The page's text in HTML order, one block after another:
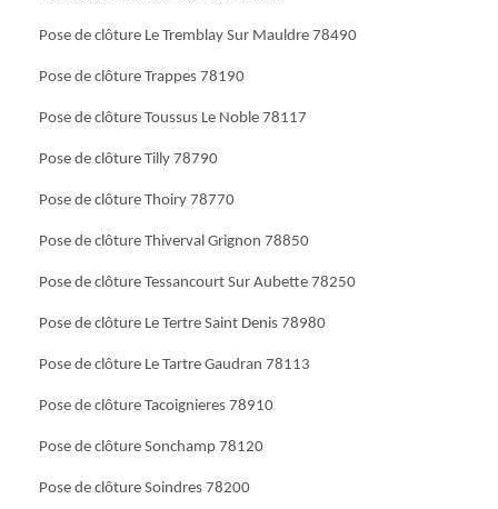
Pose de clôture Le Tremblay Sur Mauldre 78490
Pose de clôture Trappes 78190
Pose de clôture Toussus Le Noble 78117
Pose de clôture Tilly 78790
Pose de clôture Thoiry 78770
Pose de clôture Thiverval Grignon 78850
Pose de clôture Tessancourt Sur Aubette 78250
Pose de clôture Le Tertre Saint Denis 78980
Pose de clôture Le Tartre Gaudran 78113
Pose de clôture Tacoignieres 78910
Pose de clôture Sonchamp 78120
Pose de clôture Soindres 78200